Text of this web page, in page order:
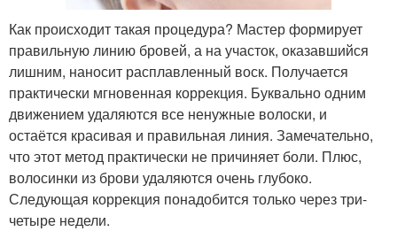
Как происходит такая процедура? Мастер формирует
правильную линию бровей, а на участок, оказавшийся
лишним, наносит расплавленный воск. Получается
практически мгновенная коррекция. Буквально одним
движением удаляются все ненужные волоски, и
остаётся красивая и правильная линия. Замечательно,
что этот метод практически не причиняет боли. Плюс,
волосинки из брови удаляются очень глубоко.
Следующая коррекция понадобится только через три-
четыре недели.